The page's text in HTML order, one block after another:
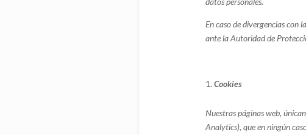
En caso de divergencias con
ante la Autoridad de
Cookies
Nuestras páginas web,
Analytics), que en ningún